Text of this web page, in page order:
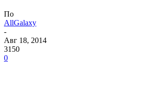
По
AllGalaxy
-
Авг 18, 2014
3150
0